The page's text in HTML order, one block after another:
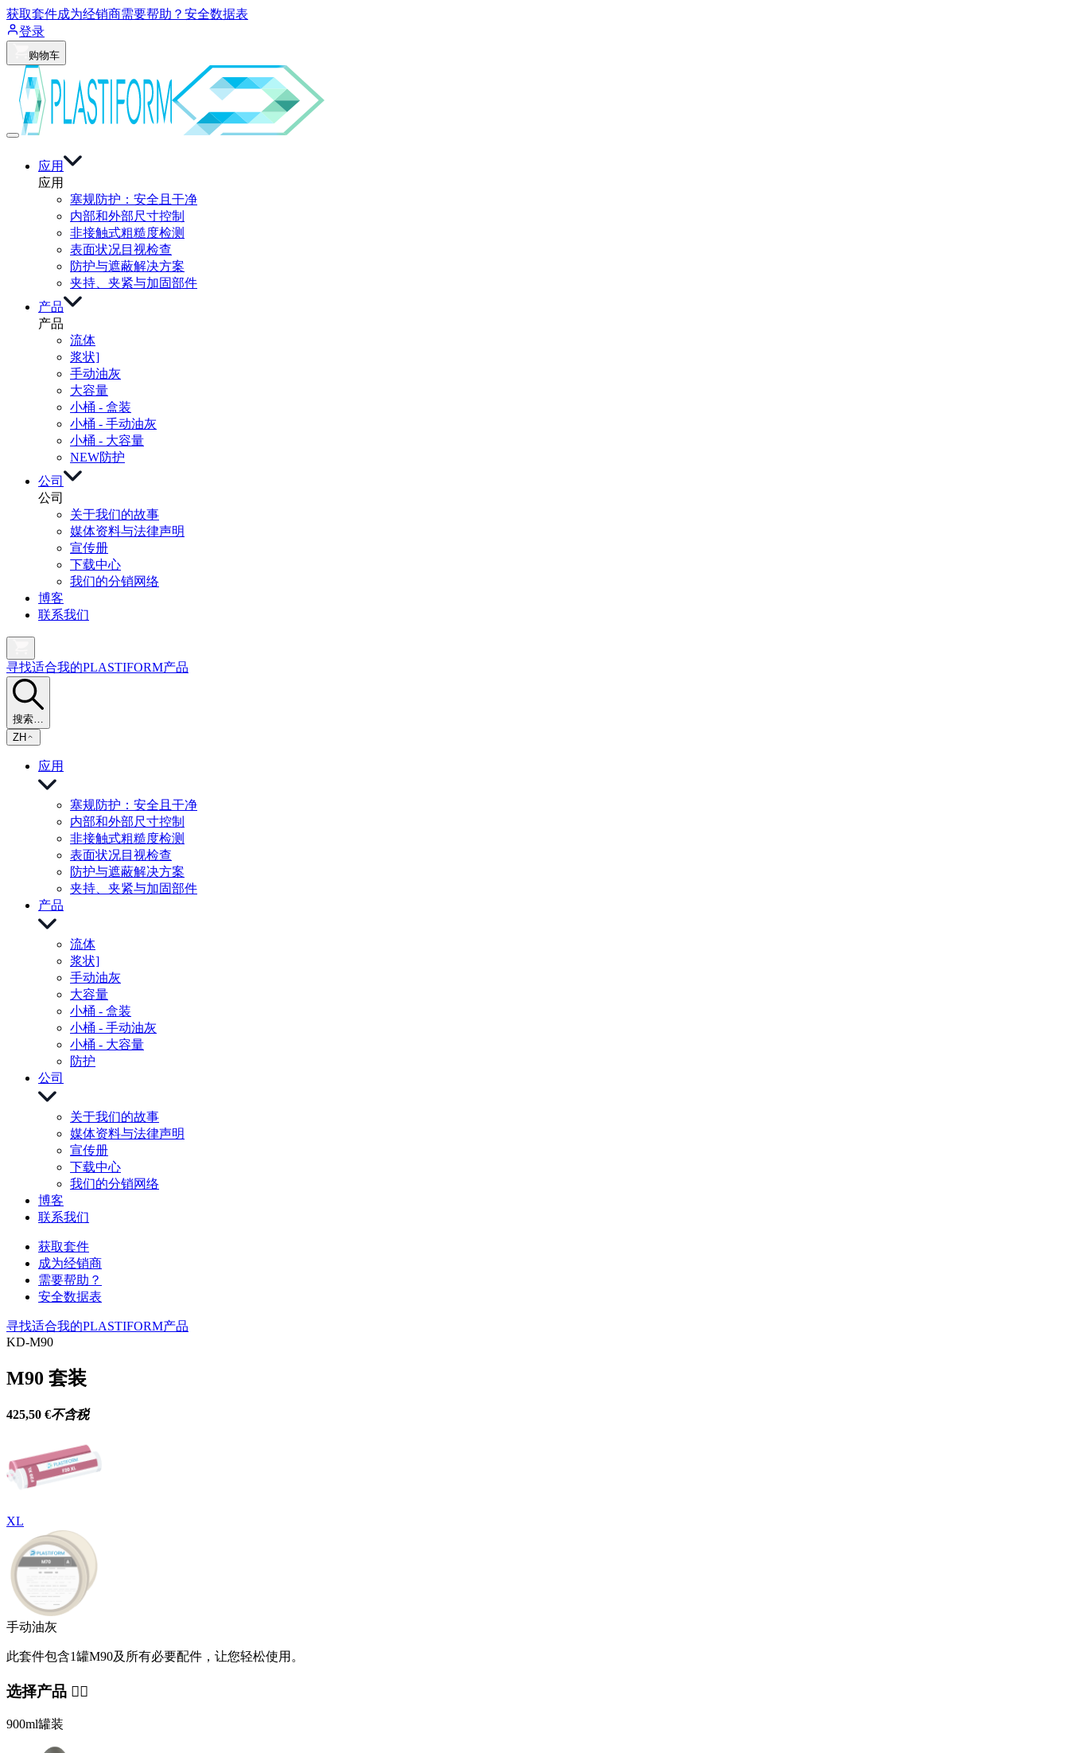
获取套件成为经销商需要帮助？ 安全数据表
登录
购物车
应用
应用
塞规防护：安全且干净
内部和外部尺寸控制
非接触式粗糙度检测
表面状况目视检查
防护与遮蔽解决方案
夹持、夹紧与加固部件
产品
产品
流体
浆状]
手动油灰
大容量
小桶 - 盒装
小桶 - 手动油灰
小桶 - 大容量
NEW防护
公司
公司
关于我们的故事
媒体资料与法律声明
宣传册
下载中心
我们的分销网络
博客
联系我们
寻找适合我的PLASTIFORM产品
搜索…
ZH
应用
塞规防护：安全且干净
内部和外部尺寸控制
非接触式粗糙度检测
表面状况目视检查
防护与遮蔽解决方案
夹持、夹紧与加固部件
产品
流体
浆状]
手动油灰
大容量
小桶 - 盒装
小桶 - 手动油灰
小桶 - 大容量
防护
公司
关于我们的故事
媒体资料与法律声明
宣传册
下载中心
我们的分销网络
博客
联系我们
获取套件
成为经销商
需要帮助？
安全数据表
寻找适合我的PLASTIFORM产品
KD-M90
M90 套装
425,50 €不含税
XL
手动油灰
此套件包含1罐M90及所有必要配件，让您轻松使用。
选择产品 👇🏻
900ml罐装